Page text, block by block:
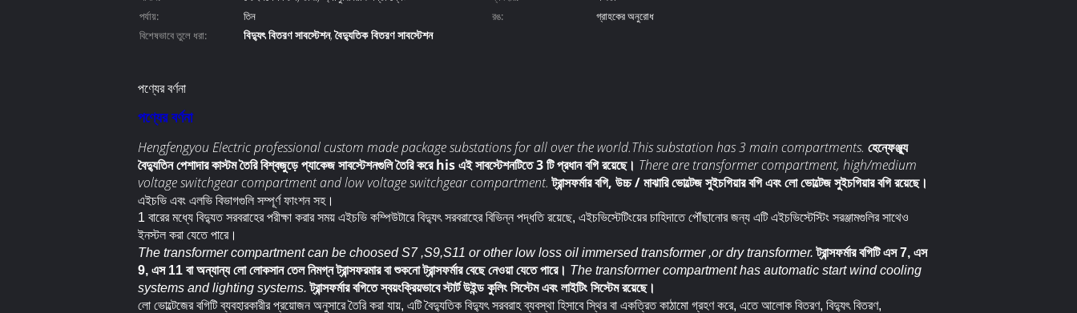
পর্যায়:
তিন রঙ:
গ্রাহকের অনুরোধ
বিশেষভাবে তুলে ধরা:
বিদ্যুৎ বিতরণ সাবস্টেশন,বৈদ্যুতিক বিতরণ সাবস্টেশন
পণ্যের বর্ণনা
পণ্যের বর্ণনা
Hengfengyou Electric professional custom made package substations for all over the world.This substation has 3 main compartments. হেন্ফেঞ্জ্যু
বৈদ্যুতিন পেশাদার কাস্টম তৈরি বিশ্বজুড়ে প্যাকেজ সাবস্টেশনগুলি তৈরি করে his এই সাবস্টেশনটিতে 3 টি প্রধান বগি রয়েছে। There are transformer compartment, high/medium
voltage switchgear compartment and low voltage switchgear compartment. ট্রান্সফর্মার বগি, উচ্চ / মাঝারি ভোল্টেজ সুইচগিয়ার বগি এবং লো ভোল্টেজ সুইচগিয়ার বগি রয়েছে।
এইচভি এবং এলভি বিভাগগুলি সম্পূর্ণ ফাংশন সহ।
1 বারের মধ্যে বিদ্যুত সরবরাহের পরীক্ষা করার সময় এইচভি কম্পিউটারে বিদ্যুৎ সরবরাহের বিভিন্ন পদ্ধতি রয়েছে, এইচভিস্টেটিংয়ের চাহিদাতে পৌঁছানোর জন্য এটি এইচভিস্টেস্টিং সরঞ্জামগুলির সাথেও
ইনস্টল করা যেতে পারে।
The transformer compartment can be choosed S7 ,S9,S11 or other low loss oil immersed transformer ,or dry transformer. ট্রান্সফর্মার বগিটি এস 7, এস
9, এস 11 বা অন্যান্য লো লোকসান তেল নিমগ্ন ট্রান্সফরমার বা শুকনো ট্রান্সফর্মার বেছে নেওয়া যেতে পারে। The transformer compartment has automatic start wind cooling
systems and lighting systems. ট্রান্সফর্মার বগিতে স্বয়ংক্রিয়ভাবে স্টার্ট উইন্ড কুলিং সিস্টেম এবং লাইটিং সিস্টেম রয়েছে।
লো ভোল্টেজের বগিটি ব্যবহারকারীর প্রয়োজন অনুসারে তৈরি করা যায়, এটি বৈদ্যুতিক বিদ্যুৎ সরবরাহ ব্যবস্থা হিসাবে স্থির বা একত্রিত কাঠামো গ্রহণ করে, এতে আলোক বিতরণ, বিদ্যুৎ বিতরণ,